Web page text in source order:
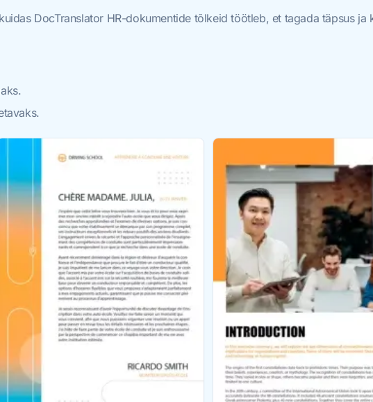
DocTranslator HR-dokumentide tõlkeid töötleb, et tagada täpsus ja